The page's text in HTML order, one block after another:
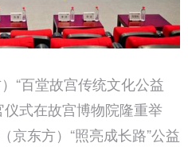
“百堂故宫传统文化公益
式在故宫博物院隆重举
京东方）“照亮成长路”公益